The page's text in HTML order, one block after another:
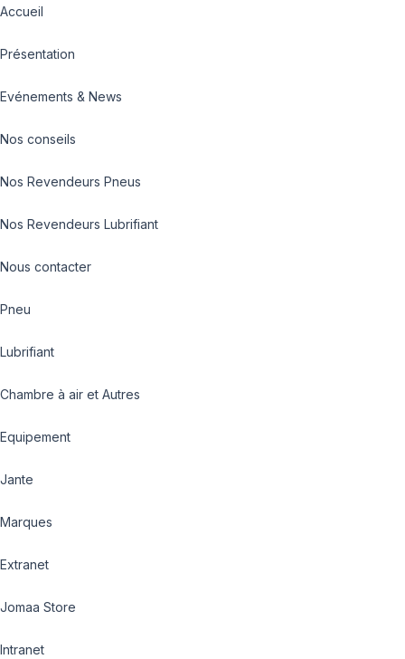
Accueil
Présentation
Evénements & News
Nos conseils
Nos Revendeurs Pneus
Nos Revendeurs Lubrifiant
Nous contacter
Pneu
Lubrifiant
Chambre à air et Autres
Equipement
Jante
Marques
Extranet
Jomaa Store
Intranet